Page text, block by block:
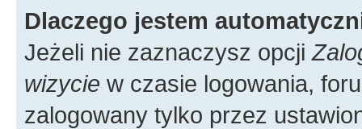
Dlaczego jestem
Jeżeli nie zaznaczysz opcji
wizycie w czasie logowania,
zalogowany tylko przez